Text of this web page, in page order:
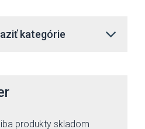
kategórie
iba produkty skladom